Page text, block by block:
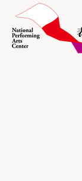
跳到主要內容區塊
網站導覽